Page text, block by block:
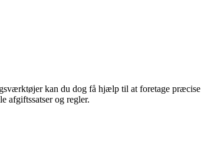
kan du dog få hjælp til at foretage præcise
afgiftssatser og regler.